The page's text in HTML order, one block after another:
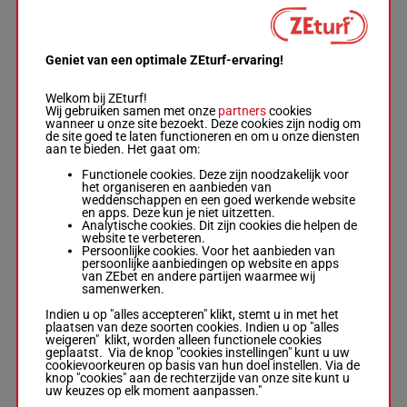
1a 1a 1a 3a 2a
1a 1a 1a
3a 2a
ARMANDO
SALAZAR
Robert Bergh-
Robert Bergh
R/5 - 2140m-1'12"9
3a (24) 5a 1a 1a 2a
R/52140m1'12"9
3a (24)
5a 1a 1a
LUCKISANATTITUDE
Thomas Uhrberg-
Christoffer Eriksson
R/5 - 2140m-1'10"9
- € 21.024
R/52140m1'10"9
€ 21.024
3a 4a 4a
2a 0a
DA VINCI FACE
Dante Kolgjini-
Eriksson Ulf
R/5 - 2140m-1'11"5 R/52140m1'11"5
€ 27.195
2a 0a 1a
(24) 8a
Geniet van een optimale ZEturf-ervaring!
Welkom bij ZEturf!
Wij gebruiken samen met onze partnerscookies
wanneer u onze site bezoekt. Deze cookies zijn nodig om
de site goed te laten functioneren en om u onze diensten
aan te bieden. Het gaat om:
Functionele cookies. Deze zijn noodzakelijk voor
het organiseren en aanbieden van
weddenschappen en een goed werkende website
en apps. Deze kun je niet uitzetten.
Analytische cookies. Dit zijn cookies die helpen de
website te verbeteren.
Persoonlijke cookies. Voor het aanbieden van
persoonlijke aanbiedingen op website en apps
van ZEbet en andere partijen waarmee wij
samenwerken.
Indien u op "alles accepteren" klikt, stemt u in met het
plaatsen van deze soorten cookies. Indien u op "alles
weigeren" klikt, worden alleen functionele cookies
geplaatst. Via de knop "cookies instellingen" kunt u uw
cookievoorkeuren op basis van hun doel instellen. Via de
knop "cookies" aan de rechterzijde van onze site kunt u
uw keuzes op elk moment aanpassen."